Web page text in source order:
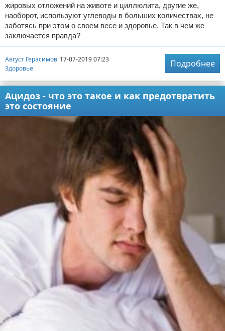
жировых отложений на животе и циллюлита, другие же,
наоборот, используют углеводы в больших количествах, не
заботясь при этом о своем весе и здоровье. Так в чем же
заключается правда?
Август Герасимов 17-07-2019 07:23
Здоровье
Подробнее
Ацидоз - что это такое и как предотвратить
это состояние